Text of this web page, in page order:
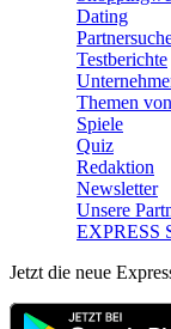
Dating
Testberichte
Themen
Spiele
Quiz
Redaktion
Newsletter
Unsere
EXPRESS
Jetzt die neue